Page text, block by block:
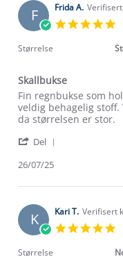
F Frida A.
Størrelse
Skallbukse
Review
by
Frida
on
Jul
review
stating
Skallbukse
Fin regnbukse som
veldig behagelig
da størrelsen er stor.
Del
Frida
on
26
Jul
26/07/25
K Kari T. Verifisert
Størrelse